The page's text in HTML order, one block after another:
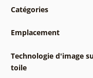
Catégories
Emplacement
Technologie d'image
toile